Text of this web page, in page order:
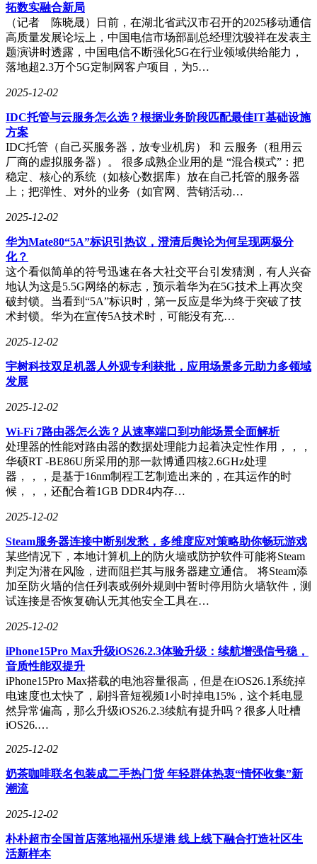
拓数实融合新局
（记者 陈晓晟）日前，在湖北省武汉市召开的2025移动通信
高质量发展论坛上，中国电信市场部副总经理沈骏祥在发表主
题演讲时透露，中国电信不断强化5G在行业领域供给能力，
落地超2.3万个5G定制网客户项目，为5…
2025-12-02
IDC托管与云服务怎么选？根据业务阶段匹配最佳IT基础设施
方案
IDC托管（自己买服务器，放专业机房） 和 云服务（租用云
厂商的虚拟服务器）。 很多成熟企业用的是 “混合模式”：把
稳定、核心的系统（如核心数据库）放在自己托管的服务器
上；把弹性、对外的业务（如官网、营销活动…
2025-12-02
华为Mate80“5A”标识引热议，澄清后舆论为何呈现两极分
化？
这个看似简单的符号迅速在各大社交平台引发猜测，有人兴奋
地认为这是5.5G网络的标志，预示着华为在5G技术上再次突
破封锁。当看到“5A”标识时，第一反应是华为终于突破了技
术封锁。华为在宣传5A技术时，可能没有充…
2025-12-02
宇树科技双足机器人外观专利获批，应用场景多元助力多领域
发展
2025-12-02
Wi-Fi 7路由器怎么选？从速率端口到功能场景全面解析
处理器的性能对路由器的数据处理能力起着决定性作用，，，
华硕RT -BE86U所采用的那一款博通四核2.6GHz处理
器，，，是基于16nm制程工艺制造出来的，在其运作的时
候，，，还配合着1GB DDR4内存…
2025-12-02
Steam服务器连接中断别发愁，多维度应对策略助你畅玩游戏
某些情况下，本地计算机上的防火墙或防护软件可能将Steam
判定为潜在风险，进而阻拦其与服务器建立通信。 将Steam添
加至防火墙的信任列表或例外规则中暂时停用防火墙软件，测
试连接是否恢复确认无其他安全工具在…
2025-12-02
iPhone15Pro Max升级iOS26.2.3体验升级：续航增强信号稳，
音质性能双提升
iPhone15Pro Max搭载的电池容量很高，但是在iOS26.1系统掉
电速度也太快了，刷抖音短视频1小时掉电15%，这个耗电显
然异常偏高，那么升级iOS26.2.3续航有提升吗？很多人吐槽
iOS26.…
2025-12-02
奶茶咖啡联名包装成二手热门货 年轻群体热衷“情怀收集”新
潮流
2025-12-02
朴朴超市全国首店落地福州乐堤港 线上线下融合打造社区生
活新样本